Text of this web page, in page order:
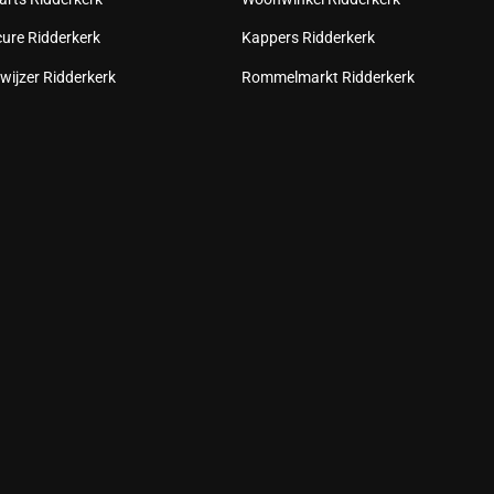
Ridderkerk
Ridderkerk
Kappers Ridderkerk
Rommelmarkt Ridderkerk